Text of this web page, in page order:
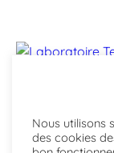
Nous utilisons
des cookies